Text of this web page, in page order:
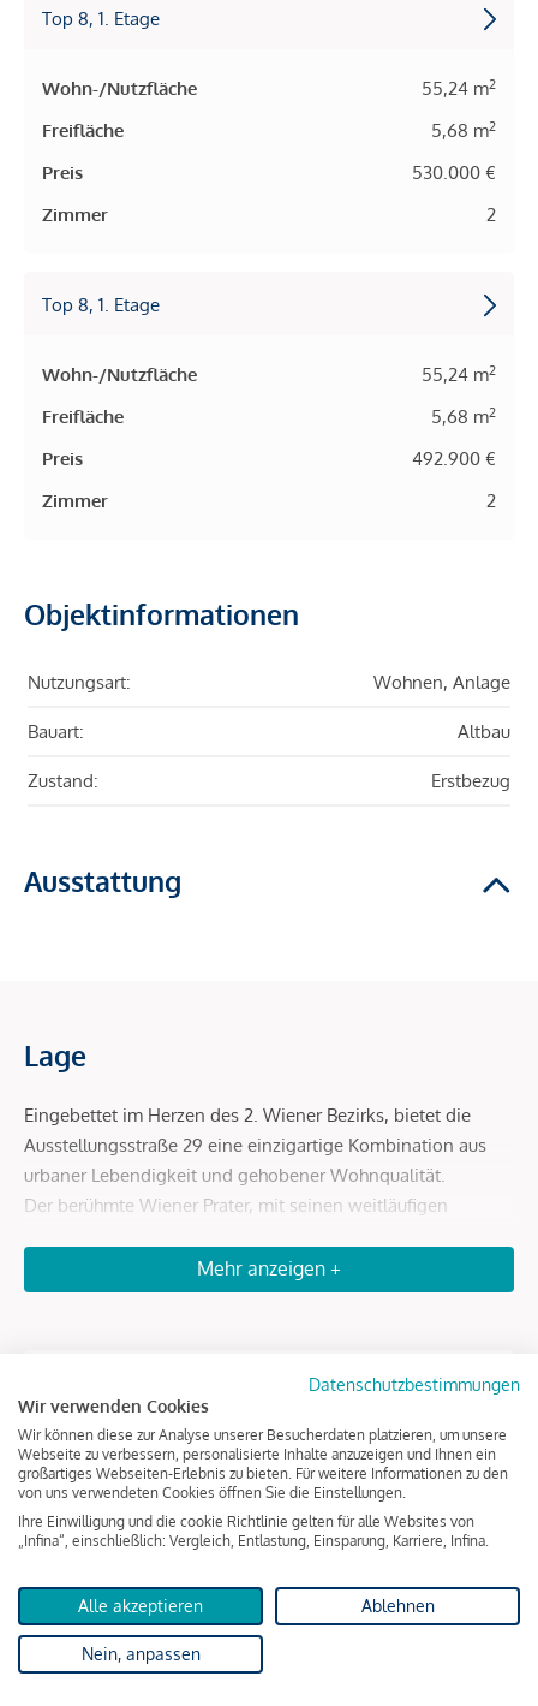
Top 8, 1. Etage
Wohn-/Nutzfläche 55,24 m2
Freifläche 5,68 m2
Preis
530.000 €
Zimmer
2
Top 8, 1. Etage
Wohn-/Nutzfläche 55,24 m2
Freifläche 5,68 m2
Preis
492.900 €
Zimmer
2
Objektinformationen
Nutzungsart: Wohnen, Anlage
Bauart: Altbau
Zustand: Erstbezug
Ausstattung
Lage
Eingebettet im Herzen des 2. Wiener Bezirks, bietet die
Ausstellungsstraße 29 eine einzigartige Kombination aus
urbaner Lebendigkeit und gehobener Wohnqualität.
Der berühmte Wiener Prater, mit seinen weitläufigen
Spaziergängen, morgendlichen Joggingrunden oder einem
Ausflug zum historischen Riesenrad ein. Gleichzeitig sorgt
höchste Wohnqualität in perfekter Harmonie erleben
möchten. Die Leopoldstadt ist einer der aufregendsten
Bezirke Wiens – ein Hotspot für Feinschmecker,
Kulturliebhaber und alle, die das Besondere suchen.
Die zentrale Lage garantiert eine hervorragende Anbindung:
und U2) sind in nur wenigen Gehminuten erreichbar und
bringt Sie in wenigen Minuten direkt ins Stadtzentrum.
Straßenbahn, Bus & S-Bahn: Mehrere Linien sorgen für
Mehr anzeigen +
Dokumente & Videos
Preisliste Eigennutzer | Maison 29
Preisliste Anleger | Maison 29
Infrastruktur
Datenschutzbestimmungen
Wir verwenden Cookies
Wir können diese zur Analyse unserer Besucherdaten platzieren, um unsere
Webseite zu verbessern, personalisierte Inhalte anzuzeigen und Ihnen ein
großartiges Webseiten-Erlebnis zu bieten. Für weitere Informationen zu den
von uns verwendeten Cookies öffnen Sie die Einstellungen.
Ihre Einwilligung und die cookie Richtlinie gelten für alle Websites von
„Infina“, einschließlich: Vergleich, Entlastung, Einsparung, Karriere, Infina.
Alle akzeptieren Ablehnen
Nein, anpassen